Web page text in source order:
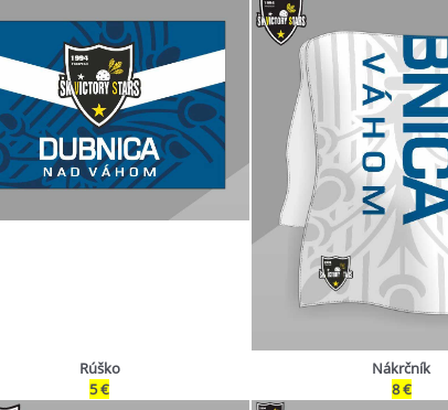
Rúško
5 €
Nákrčník
8 €